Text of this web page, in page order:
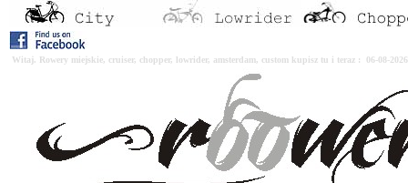
Witaj. Rowery miejskie, cruiser, chopper, lowrider, amsterdam, custom kupisz tu i teraz : 06-08-